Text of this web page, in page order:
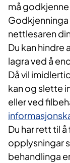
må
nettlesaren
Du kan hindre
lagra ved å
Då vil
kan og slette
eller ved
Du har rett til
opplysningar
behandlinga